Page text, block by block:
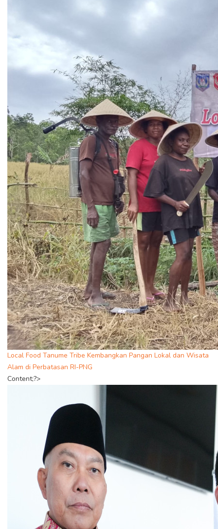
Local Food Tanume Tribe Kembangkan Pangan Lokal dan Wisata
Alam di Perbatasan RI-PNG
Content;?>